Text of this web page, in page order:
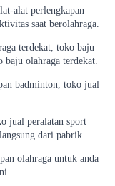
alat perlengkapan
saat berolahraga.
terdekat, toko baju
baju olahraga terdekat.
badminton, toko jual
jual peralatan sport
dari pabrik.
olahraga untuk anda